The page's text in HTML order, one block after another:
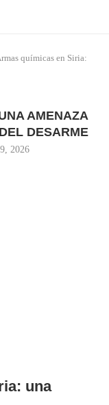
químicas en Siria:
AMENAZA
DESARME
2026
una